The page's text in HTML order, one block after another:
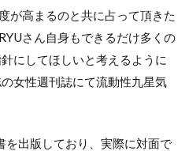
が高まるのと共に占って頂きた
さん自身もできるだけ多くの
にしてほしいと考えるように
女性週刊誌にて流動性九星気
出版しており、実際に対面で